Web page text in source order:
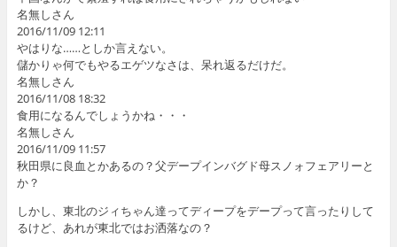
名無しさん
2016/11/09 12:11
やはりな……としか言えない。
儲かりゃ何でもやるエゲツなさは、呆れ返るだけだ。
名無しさん
2016/11/08 18:32
食用になるんでしょうかね・・・
名無しさん
2016/11/09 11:57
秋田県に良血とかあるの？父デープインバグド母スノォフェアリーと
か？
しかし、東北のジィちゃん達ってディープをデープって言ったりして
るけど、あれが東北ではお洒落なの？